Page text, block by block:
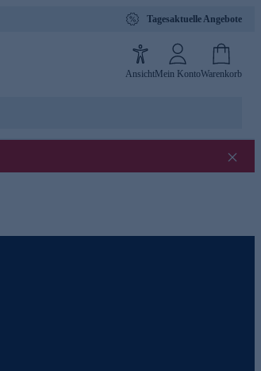
Tagesaktuelle Angebote
AnsichtMein KontoWarenkorb